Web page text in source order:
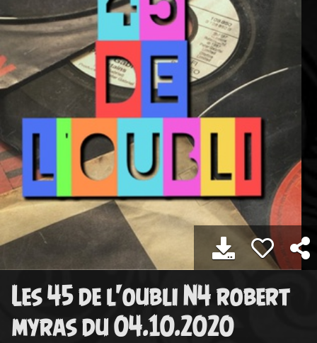
Les 45 de l'oubli N4 robert
myras du 04.10.2020